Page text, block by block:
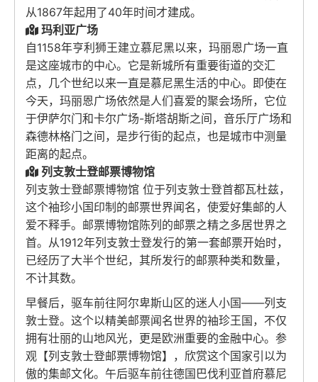
从1867年起用了40年时间才建成。
玛利亚广场
自1158年亨利狮王建立慕尼黑以来，玛丽恩广场一直
是这座城市的中心。它是新城所有重要街道的交汇
点，几个世纪以来一直是慕尼黑生活的中心。即使在
今天，玛丽恩广场依然是人们喜爱的聚会场所，它位
于伊萨尔门和卡尔广场-斯塔胡斯之间，音乐厅广场和
森德林格门之间，是步行街的起点，也是城市中测量
距离的起点。
列支敦士登邮票博物馆
列支敦士登邮票博物馆 位于列支敦士登首都瓦杜兹，
这个袖珍小国印制的邮票世界闻名，使爱好集邮的人
爱不释手。邮票博物馆陈列的邮票之精之多居世界之
首。从1912年列支敦士登发行的第一套邮票开始时，
已经历了大半个世纪，其所发行的邮票种类和数量，
不计其数。
早餐后，驱车前往阿尔卑斯山区的迷人小国——列支
敦士登。这个以精美邮票闻名世界的袖珍王国，不仅
拥有壮丽的山地风光，更是欧洲重要的金融中心。参
观【列支敦士登邮票博物馆】，欣赏这个国家引以为
傲的集邮文化。午后驱车前往德国巴伐利亚首府慕尼